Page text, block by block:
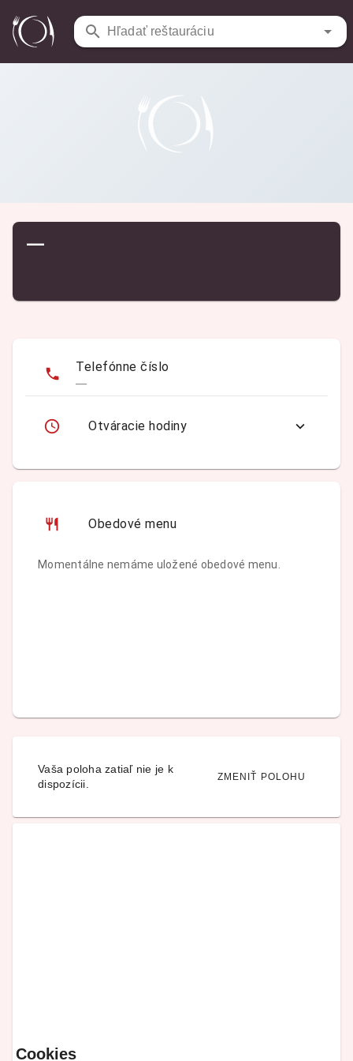
Hľadať reštauráciu
Reštaurácie /
—
Telefónne číslo
—
Otváracie hodiny
Obedové menu
Momentálne nemáme uložené obedové menu.
Vaša poloha zatiaľ nie je k
dispozícii.
ZMENIŤ POLOHU
Cookies